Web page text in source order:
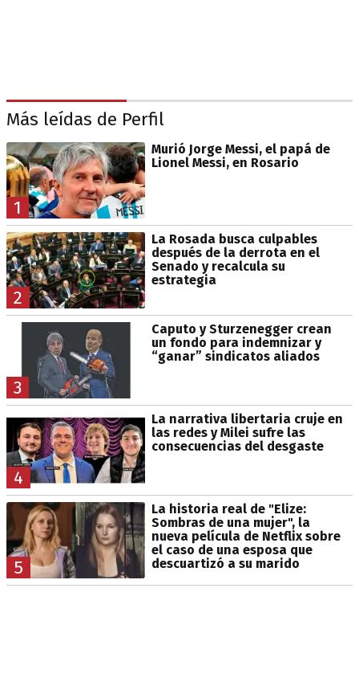
Más leídas de Perfil
1
Murió Jorge Messi, el papá de
Lionel Messi, en Rosario
2
La Rosada busca culpables
después de la derrota en el
Senado y recalcula su
estrategia
3
Caputo y Sturzenegger crean
un fondo para indemnizar y
“ganar” sindicatos aliados
4
La narrativa libertaria cruje en
las redes y Milei sufre las
consecuencias del desgaste
5
La historia real de "Elize:
Sombras de una mujer", la
nueva película de Netflix sobre
el caso de una esposa que
descuartizó a su marido